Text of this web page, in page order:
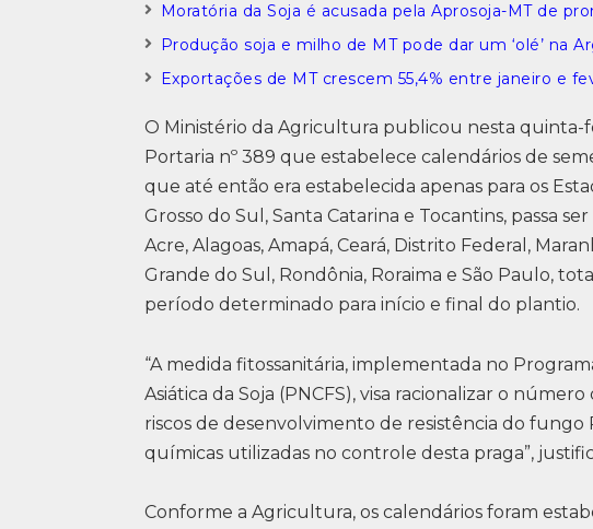
Moratória da Soja é acusada pela Aprosoja-MT de
Produção soja e milho de MT pode dar um ‘olé’ na
Exportações de MT crescem 55,4% entre janeiro e
O Ministério da Agricultura publicou nesta quinta-
Portaria nº 389 que estabelece calendários de
que até então era estabelecida apenas para os
Grosso do Sul, Santa Catarina e Tocantins, passa
Acre, Alagoas, Amapá, Ceará, Distrito Federal,
Grande do Sul, Rondônia, Roraima e São Paulo,
período determinado para início e final do plantio.
“A medida fitossanitária, implementada no
Asiática da Soja (PNCFS), visa racionalizar o
riscos de desenvolvimento de resistência do
químicas utilizadas no controle desta praga”,
Conforme a Agricultura, os calendários foram